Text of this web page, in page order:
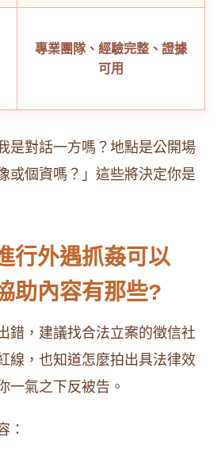
專業團隊、經驗完整、證據
可用
是對話一方嗎？地點是公開場
或個資嗎？」這些將決定你是
行外遇抓姦可以
助內容有那些?
錯，建議找合法立案的徵信社
線，也知道怎麼拍出具法律效
一氣之下反被告。
：